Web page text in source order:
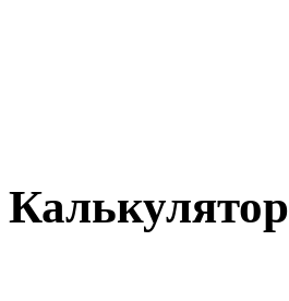
Калькулятор